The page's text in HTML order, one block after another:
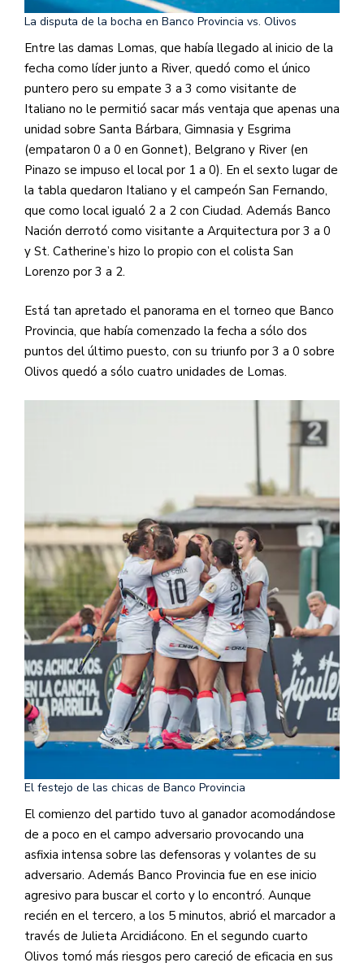
La disputa de la bocha en Banco Provincia vs. Olivos
Entre las damas Lomas, que había llegado al inicio de la
fecha como líder junto a River, quedó como el único
puntero pero su empate 3 a 3 como visitante de
Italiano no le permitió sacar más ventaja que apenas una
unidad sobre Santa Bárbara, Gimnasia y Esgrima
(empataron 0 a 0 en Gonnet), Belgrano y River (en
Pinazo se impuso el local por 1 a 0). En el sexto lugar de
la tabla quedaron Italiano y el campeón San Fernando,
que como local igualó 2 a 2 con Ciudad. Además Banco
Nación derrotó como visitante a Arquitectura por 3 a 0
y St. Catherine’s hizo lo propio con el colista San
Lorenzo por 3 a 2.
Está tan apretado el panorama en el torneo que Banco
Provincia, que había comenzado la fecha a sólo dos
puntos del último puesto, con su triunfo por 3 a 0 sobre
Olivos quedó a sólo cuatro unidades de Lomas.
El festejo de las chicas de Banco Provincia
El comienzo del partido tuvo al ganador acomodándose
de a poco en el campo adversario provocando una
asfixia intensa sobre las defensoras y volantes de su
adversario. Además Banco Provincia fue en ese inicio
agresivo para buscar el corto y lo encontró. Aunque
recién en el tercero, a los 5 minutos, abrió el marcador a
través de Julieta Arcidiácono. En el segundo cuarto
Olivos tomó más riesgos pero careció de eficacia en sus